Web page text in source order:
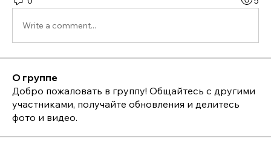
Write a comment...
О группе
Добро пожаловать в группу! Общайтесь с другими
участниками, получайте обновления и делитесь
фото и видео.